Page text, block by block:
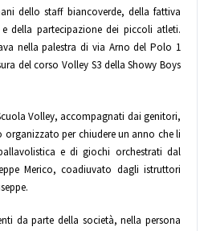
dello staff biancoverde, della fattiva
della partecipazione dei piccoli atleti.
nella palestra di via Arno del Polo 1
del corso Volley S3 della Showy Boys
Volley, accompagnati dai genitori,
organizzato per chiudere un anno che li
e di giochi orchestrati dal
Merico, coadiuvato dagli istruttori
da parte della società, nella persona